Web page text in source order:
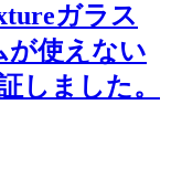
ガラス
が使えない
しました。